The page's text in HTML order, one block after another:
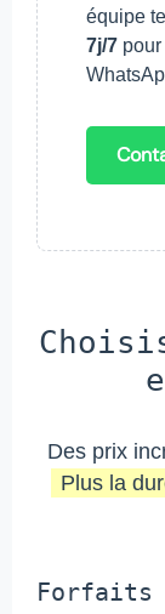
équipe
7j/7
Des prix
Plus la
Forfaits